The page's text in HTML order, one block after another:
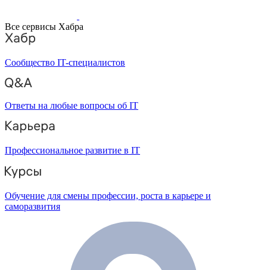
Все сервисы Хабра
Сообщество IT-специалистов
Ответы на любые вопросы об IT
Профессиональное развитие в IT
Обучение для смены профессии, роста в карьере и
саморазвития